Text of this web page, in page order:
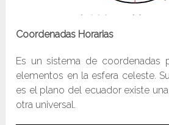
Coordenadas Horarias
Es un sistema de coordenadas
elementos en la esfera celeste.
es el plano del ecuador existe
otra universal.